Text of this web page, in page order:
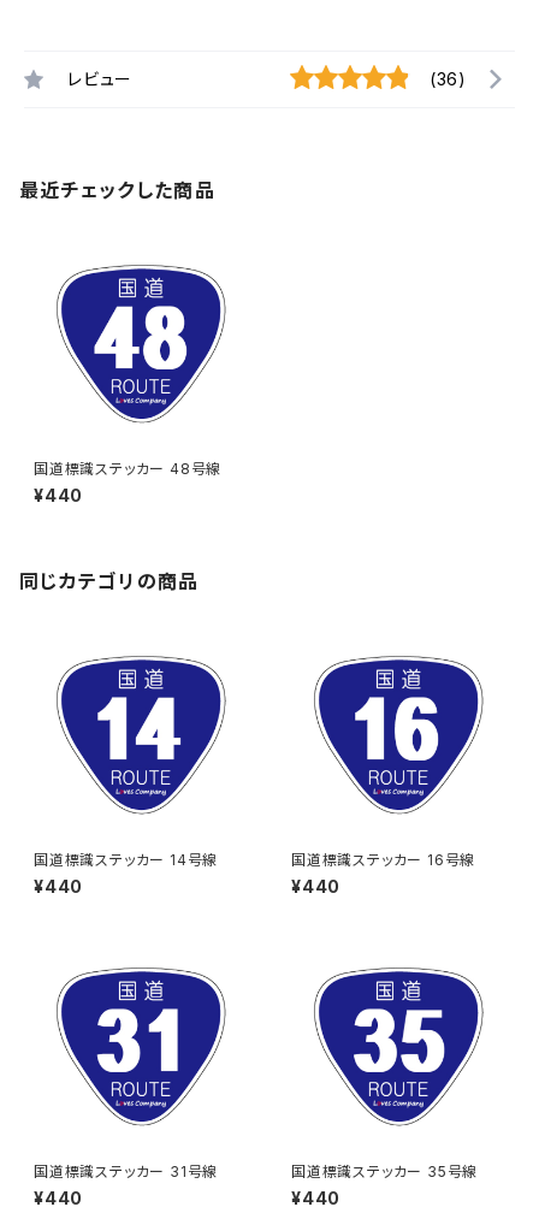
レビュー (36)
最近チェックした商品
国道標識ステッカー 48号線
¥440
同じカテゴリの商品
国道標識ステッカー 14号線
¥440
国道標識ステッカー 16号線
¥440
国道標識ステッカー 31号線
¥440
国道標識ステッカー 35号線
¥440